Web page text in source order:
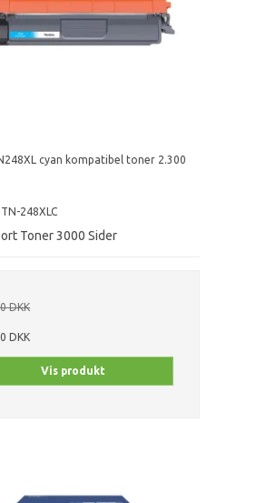
cyan kompatibel toner 2.300
248XLC
Toner 3000 Sider
DKK
DKK
Vis produkt